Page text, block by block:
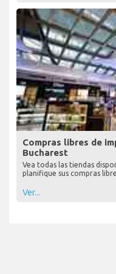
Compras libres de
Bucharest
Vea todas las tiendas
planifique sus compras
Ver...